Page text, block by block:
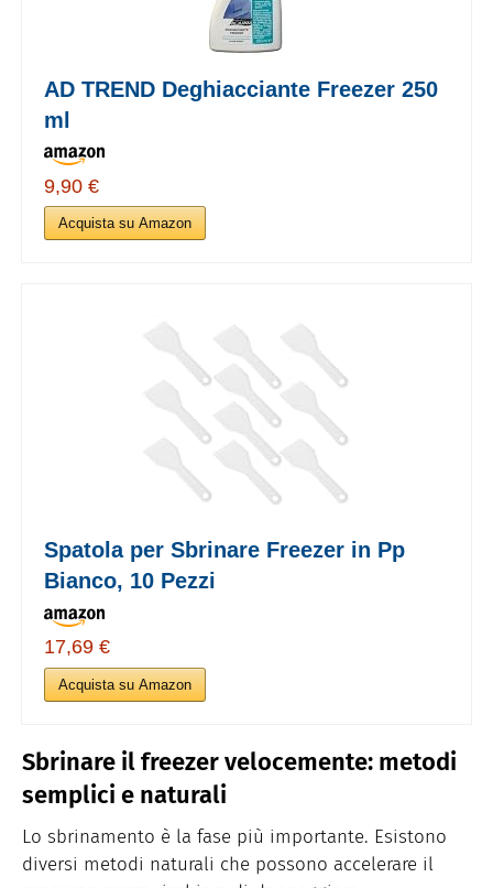
AD TREND Deghiacciante Freezer 250
ml
9,90 €
Acquista su Amazon
Spatola per Sbrinare Freezer in Pp
Bianco, 10 Pezzi
17,69 €
Acquista su Amazon
Sbrinare il freezer velocemente: metodi
semplici e naturali
Lo sbrinamento è la fase più importante. Esistono
diversi metodi naturali che possono accelerare il